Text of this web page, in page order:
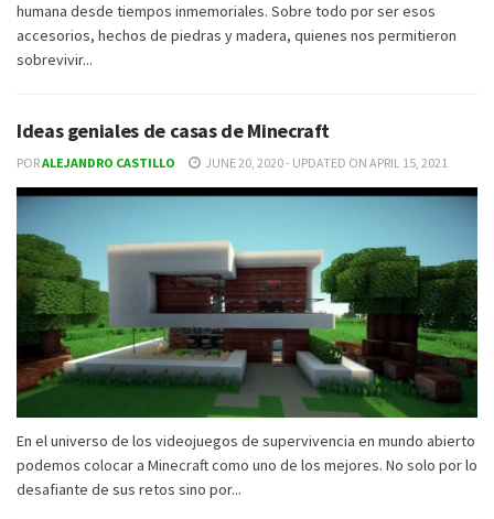
humana desde tiempos inmemoriales. Sobre todo por ser esos
accesorios, hechos de piedras y madera, quienes nos permitieron
sobrevivir...
Ideas geniales de casas de Minecraft
PORALEJANDRO CASTILLO JUNE 20, 2020 - UPDATED ON APRIL 15, 2021
En el universo de los videojuegos de supervivencia en mundo abierto
podemos colocar a Minecraft como uno de los mejores. No solo por lo
desafiante de sus retos sino por...